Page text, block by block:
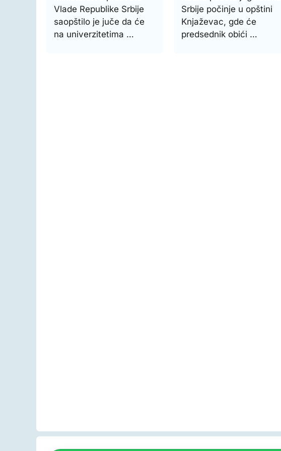
Vlade Republike Srbije
saopštilo je juče da će
na univerzitetima …
Srbije počinje u opštini
Knjaževac, gde će
predsednik obići …